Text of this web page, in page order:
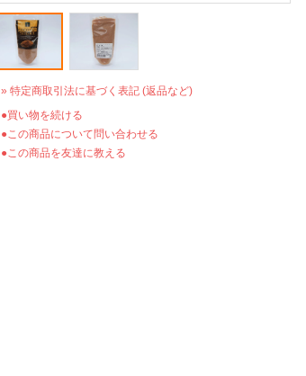
» 特定商取引法に基づく表記 (返品など)
●買い物を続ける
●この商品について問い合わせる
●この商品を友達に教える